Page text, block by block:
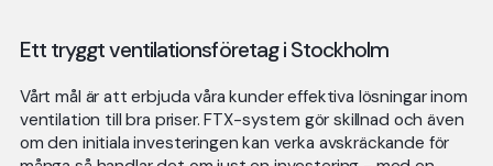
Ett tryggt ventilationsföretag i Stockholm
Vårt mål är att erbjuda våra kunder effektiva lösningar inom
ventilation till bra priser. FTX-system gör skillnad och även
om den initiala investeringen kan verka avskräckande för